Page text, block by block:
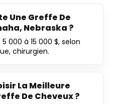
Une Greffe De
Nebraska ?
000 à 15 000 $, selon
chirurgien.
La Meilleure
De Cheveux ?